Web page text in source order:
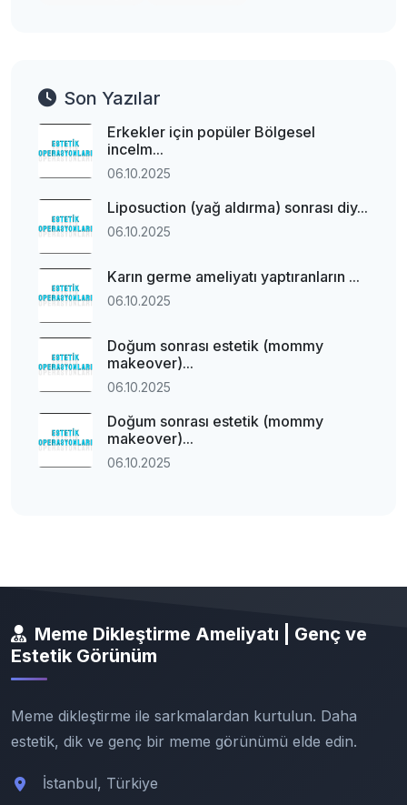
Son Yazılar
Erkekler için popüler Bölgesel
incelm...
06.10.2025
Liposuction (yağ aldırma) sonrası diy...
06.10.2025
Karın germe ameliyatı yaptıranların ...
06.10.2025
Doğum sonrası estetik (mommy
makeover)...
06.10.2025
Doğum sonrası estetik (mommy
makeover)...
06.10.2025
Meme Dikleştirme Ameliyatı | Genç ve
Estetik Görünüm
Meme dikleştirme ile sarkmalardan kurtulun. Daha
estetik, dik ve genç bir meme görünümü elde edin.
İstanbul, Türkiye